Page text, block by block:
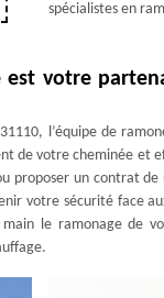
spécialistes en
est votre
l’équipe de
de votre cheminée et
proposer un contrat
votre sécurité face
le ramonage de